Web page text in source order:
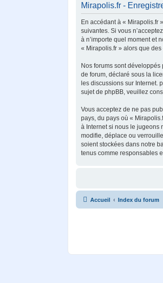
Mirapolis.fr -
En accédant à « Mirapolis.fr
suivantes. Si vous
à n’importe quel moment et
« Mirapolis.fr » alors que
Nos forums sont
de forum, déclaré sous la
les discussions sur Internet.
sujet de phpBB, veuillez
Vous acceptez de ne pas
pays, du pays où «
à Internet si nous le jugeons
modifie, déplace ou
soient stockées dans notre
tenus comme responsables
Accueil Index du forum